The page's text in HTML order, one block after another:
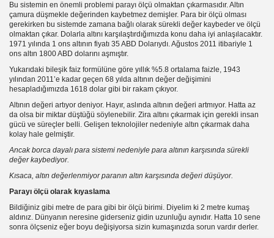
Bu sistemin en önemli problemi parayı ölçü olmaktan çıkarmasıdır. Altın
çamura düşmekle değerinden kaybetmez demişler. Para bir ölçü olması
gerekirken bu sistemde zamana bağlı olarak sürekli değer kaybeder ve ölçü
olmaktan çıkar. Dolarla altını karşılaştırdığımızda konu daha iyi anlaşılacaktır.
1971 yılında 1 ons altının fiyatı 35 ABD Dolarıydı. Ağustos 2011 itibariyle 1
ons altın 1800 ABD dolarını aşmıştır.
Yukarıdaki bileşik faiz formülüne göre yıllık %5.8 ortalama faizle, 1943
yılından 2011’e kadar geçen 68 yılda altının değer değişimini
hesapladığımızda 1618 dolar gibi bir rakam çıkıyor.
Altının değeri artıyor deniyor. Hayır, aslında altının değeri artmıyor. Hatta az
da olsa bir miktar düştüğü söylenebilir. Zira altını çıkarmak için gerekli insan
gücü ve süreçler belli. Gelişen teknolojiler nedeniyle altın çıkarmak daha
kolay hale gelmiştir.
Ancak borca dayalı para sistemi nedeniyle para altının karşısında sürekli
değer kaybediyor.
Kısaca, altın değerlenmiyor paranın altın karşısında değeri düşüyor.
Parayı ölçü olarak kıyaslama
Bildiğiniz gibi metre de para gibi bir ölçü birimi. Diyelim ki 2 metre kumaş
aldınız. Dünyanın neresine giderseniz gidin uzunluğu aynıdır. Hatta 10 sene
sonra ölçseniz eğer boyu değişiyorsa sizin kumaşınızda sorun vardır derler.